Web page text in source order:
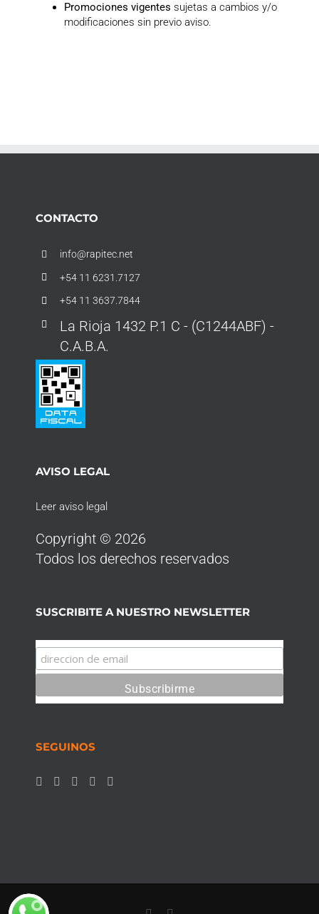
Promociones vigentes sujetas a cambios y/o
modificaciones sin previo aviso.
CONTACTO
info@rapitec.net
+54 11 6231.7127
+54 11 3637.7844
La Rioja 1432 P.1 C - (C1244ABF) -
C.A.B.A.
AVISO LEGAL
Leer aviso legal
Copyright © 2026
Todos los derechos reservados
SUSCRIBITE A NUESTRO NEWSLETTER
SEGUINOS